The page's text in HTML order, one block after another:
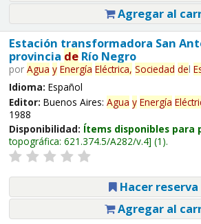
Agregar al
Estación transformadora San
provincia deRío Negro
por Agua y Energía Eléctrica, Sociedad del
Idioma: Español
Editor: Buenos Aires: Agua y Energía
1988
Disponibilidad: Ítems disponibles para
topográfica: 621.374.5/A282/v.4 (1).
Hacer reserva
Agregar al